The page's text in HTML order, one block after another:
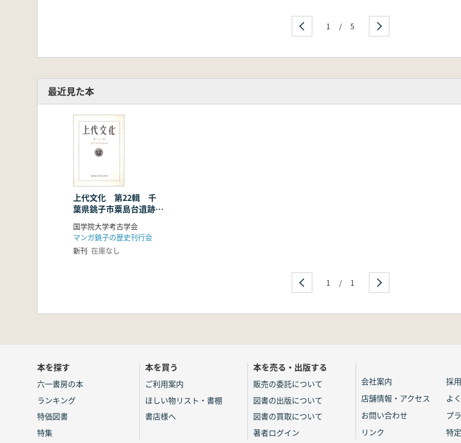
1 / 5
最近見た本
上代文化 第22輯 千
葉県銚子市粟島台遺跡特
国学院大学考古学会
マンガ銚子の歴史刊行会
新刊 在庫なし
1 / 1
本を探す
六一書房の本
ランキング
特価図書
特集
本を買う
ご利用案内
ほしい物リスト・書棚
書店様へ
本を売る・出版する
販売の委託について
図書の出版について
図書の買取について
著者ログイン
会社案内
採
店舗情報・アクセス
よ
お問い合わせ
プ
リンク
特